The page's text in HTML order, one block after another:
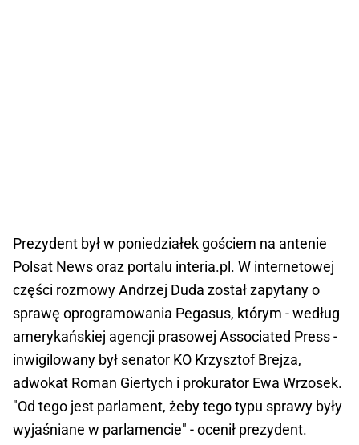
Prezydent był w poniedziałek gościem na antenie
Polsat News oraz portalu interia.pl. W internetowej
części rozmowy Andrzej Duda został zapytany o
sprawę oprogramowania Pegasus, którym - według
amerykańskiej agencji prasowej Associated Press -
inwigilowany był senator KO Krzysztof Brejza,
adwokat Roman Giertych i prokurator Ewa Wrzosek.
"Od tego jest parlament, żeby tego typu sprawy były
wyjaśniane w parlamencie" - ocenił prezydent.